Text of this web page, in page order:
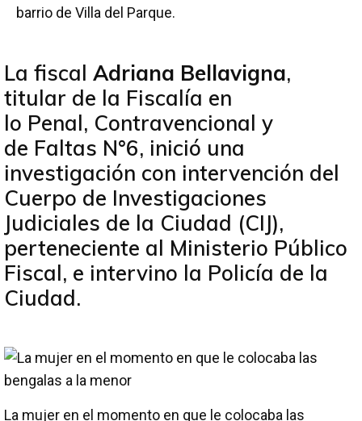
barrio de Villa del Parque.
La fiscal Adriana Bellavigna,
titular de la Fiscalía en
lo Penal, Contravencional y
de Faltas N°6, inició una
investigación con intervención del
Cuerpo de Investigaciones
Judiciales de la Ciudad (CIJ),
perteneciente al Ministerio Público
Fiscal, e intervino la Policía de la
Ciudad.
La mujer en el momento en que le colocaba las